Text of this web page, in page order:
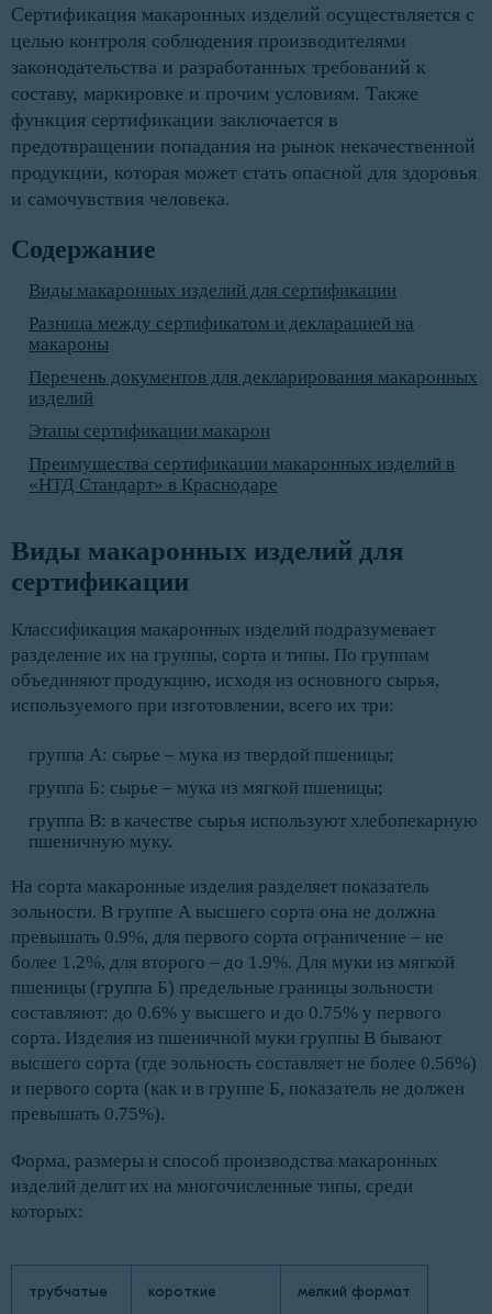
Сертификация макаронных изделий осуществляется с
целью контроля соблюдения производителями
законодательства и разработанных требований к
составу, маркировке и прочим условиям. Также
функция сертификации заключается в
предотвращении попадания на рынок некачественной
продукции, которая может стать опасной для здоровья
и самочувствия человека.
Содержание
Виды макаронных изделий для сертификации
Разница между сертификатом и декларацией на
макароны
Перечень документов для декларирования макаронных
изделий
Этапы сертификации макарон
Преимущества сертификации макаронных изделий в
«НТД Стандарт» в Краснодаре
Виды макаронных изделий для
сертификации
Классификация макаронных изделий подразумевает
разделение их на группы, сорта и типы. По группам
объединяют продукцию, исходя из основного сырья,
используемого при изготовлении, всего их три:
группа А: сырье – мука из твердой пшеницы;
группа Б: сырье – мука из мягкой пшеницы;
группа В: в качестве сырья используют хлебопекарную
пшеничную муку.
На сорта макаронные изделия разделяет показатель
зольности. В группе А высшего сорта она не должна
превышать 0.9%, для первого сорта ограничение – не
более 1.2%, для второго – до 1.9%. Для муки из мягкой
пшеницы (группа Б) предельные границы зольности
составляют: до 0.6% у высшего и до 0.75% у первого
сорта. Изделия из пшеничной муки группы В бывают
высшего сорта (где зольность составляет не более 0.56%)
и первого сорта (как и в группе Б, показатель не должен
превышать 0.75%).
Форма, размеры и способ производства макаронных
изделий делит их на многочисленные типы, среди
которых:
трубчатые короткие мелкий формат